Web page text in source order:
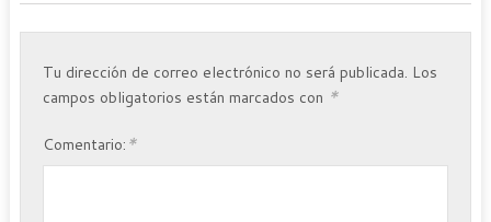
Tu dirección de correo electrónico no será publicada. Los
campos obligatorios están marcados con *
Comentario: *